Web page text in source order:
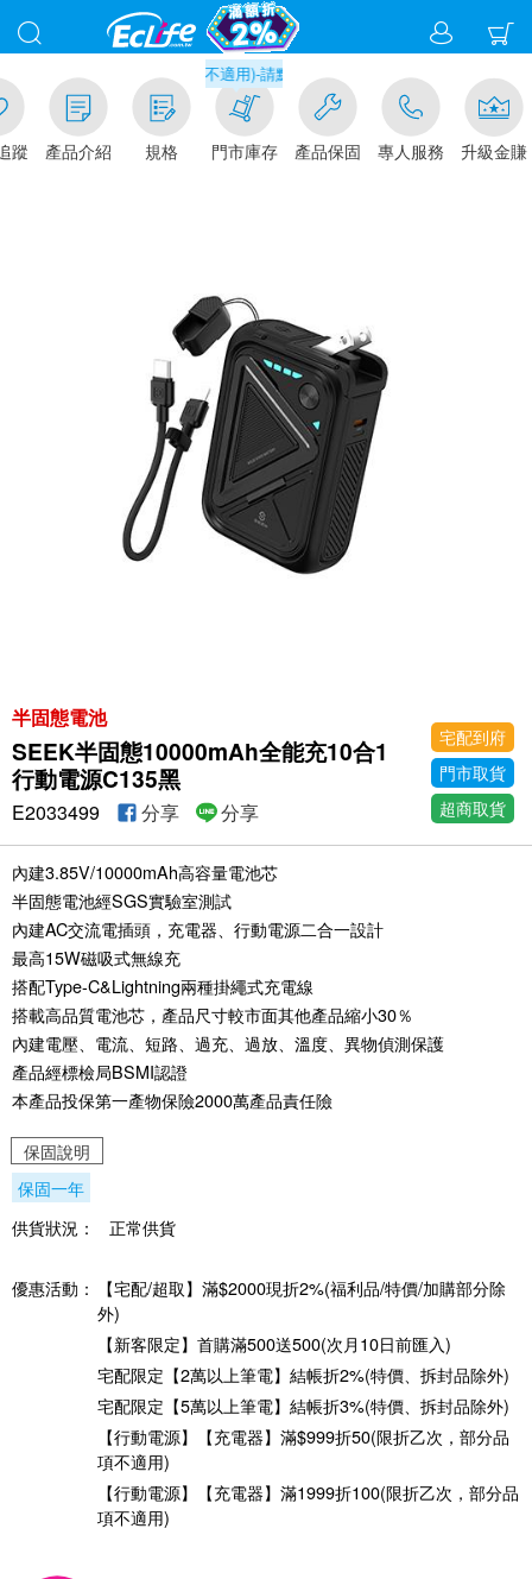
蹤 產品介紹 規格
門市取貨現折1%(部分商品不適用)-請點我看
門市庫存 產品保固 專人服務 升級金賺
半固態電池
SEEK半固態10000mAh全能充10合1
行動電源C135黑
宅配到府
門市取貨
超商取貨
E2033499 分享 分享
內建3.85V/10000mAh高容量電池芯
半固態電池經SGS實驗室測試
內建AC交流電插頭，充電器、行動電源二合一設計
最高15W磁吸式無線充
搭配Type-C&Lightning兩種掛繩式充電線
搭載高品質電池芯，產品尺寸較市面其他產品縮小30％
內建電壓、電流、短路、過充、過放、溫度、異物偵測保護
產品經標檢局BSMI認證
本產品投保第一產物保險2000萬產品責任險
保固說明
保固一年
供貨狀況：
正常供貨
優惠活動：
【宅配/超取】滿$2000現折2%(福利品/特價/加購部分除
外)
【新客限定】首購滿500送500(次月10日前匯入)
宅配限定【2萬以上筆電】結帳折2%(特價、拆封品除外)
宅配限定【5萬以上筆電】結帳折3%(特價、拆封品除外)
【行動電源】【充電器】滿$999折50(限折乙次，部分品
項不適用)
【行動電源】【充電器】滿1999折100(限折乙次，部分品
項不適用)